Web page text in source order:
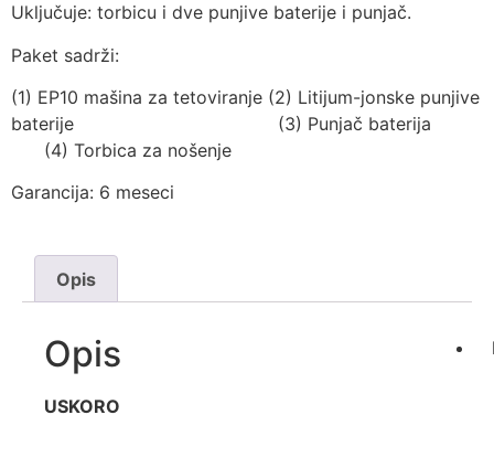
Uključuje: torbicu i dve punjive baterije i punjač.
Paket sadrži:
(1) EP10 mašina za tetoviranje (2) Litijum-jonske punjive
baterije (3) Punjač baterija
(4) Torbica za nošenje
Garancija: 6 meseci
Opis
Opis
USKORO